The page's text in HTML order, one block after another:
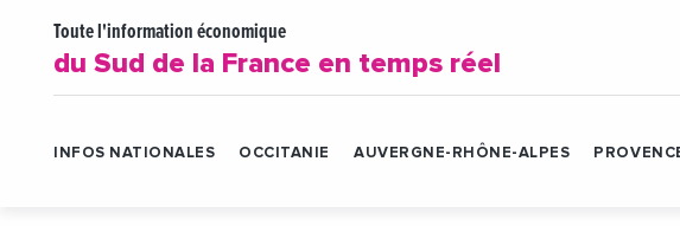
Toute l'information économique
du Sud de la France en temps réel
INFOS NATIONALES OCCITANIE AUVERGNE-RHÔNE-ALPES